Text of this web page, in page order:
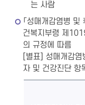
는 사람
「성매개감염병 및
건복지부령 제
의 규정에 따름
[별표] 성매개감
자 및 건강진단 항